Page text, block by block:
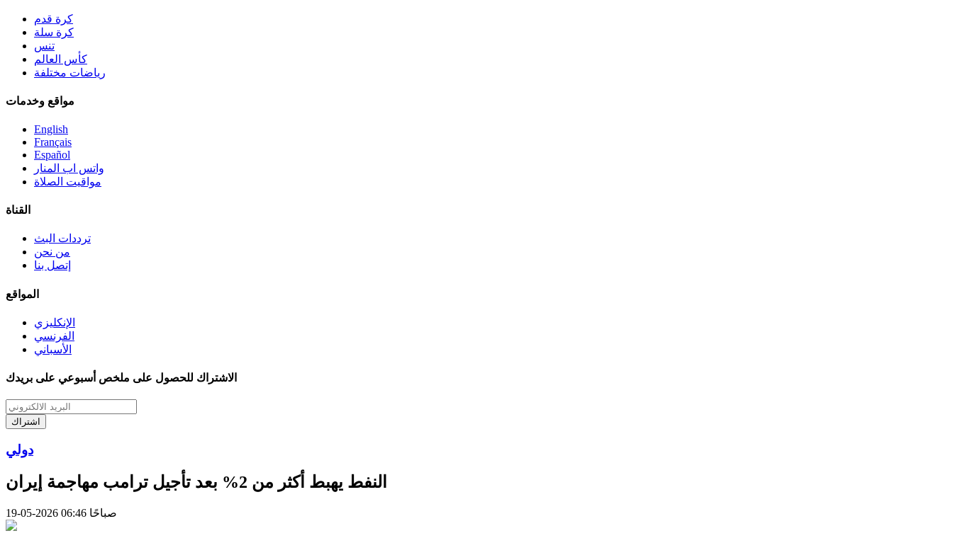
كرة قدم
كرة سلة
تنس
كأس العالم
رياضات مختلفة
مواقع وخدمات
English
Français
Español
واتس اب المنار
مواقيت الصلاة
القناة
ترددات البث
من نحن
إتصل بنا
المواقع
الإنكليزي
الفرنسي
الأسباني
الاشتراك للحصول على ملخص أسبوعي على بريدك
اشتراك
دولي
النفط يهبط أكثر من 2% بعد تأجيل ترامب مهاجمة إيران
19-05-2026 06:46 صباحًا